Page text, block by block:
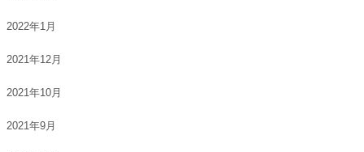
2022年1月
2021年12月
2021年10月
2021年9月